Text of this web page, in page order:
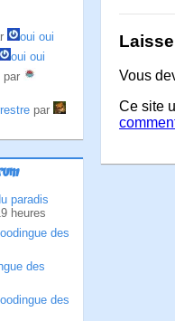
oui oui
oui oui
par
par
paradis
heures
des
des
des
Vous
Ce site